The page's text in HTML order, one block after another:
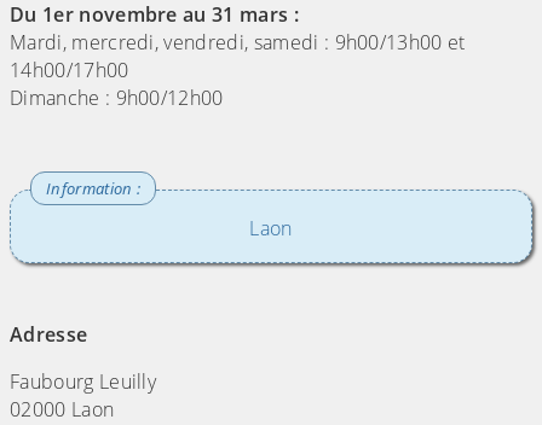
Du 1er novembre au 31 mars :
Mardi, mercredi, vendredi, samedi : 9h00/13h00 et
14h00/17h00
Dimanche : 9h00/12h00
Laon
Adresse
Faubourg Leuilly
02000 Laon